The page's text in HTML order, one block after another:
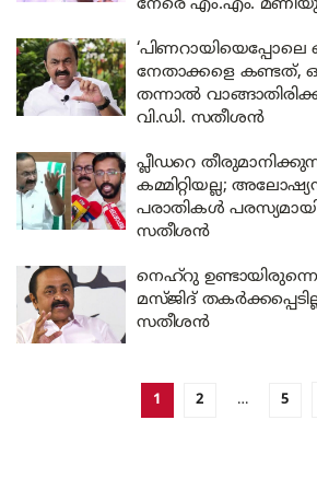
നേരെ എം.എം.
‘പിണറായിയെപ്പോലെ
നേതാക്കളെ കണ്ടത്,
തന്നാൽ
വി.ഡി. സതീശൻ
പ്ലീഡറെ
കമ്മിറ്റിയല്ല;
പരാതികൾ പരസ്യമായി
സതീശൻ
നെഹ്‌റു
മസ്ജിദ്
സതീശൻ
1 2 … 5